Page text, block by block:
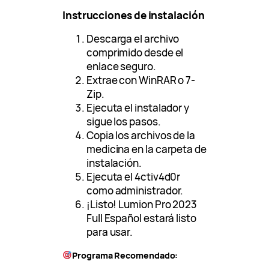
Instrucciones de instalación
Descarga el archivo
comprimido desde el
enlace seguro.
Extrae con WinRAR o 7-
Zip.
Ejecuta el instalador y
sigue los pasos.
Copia los archivos de la
medicina en la carpeta de
instalación.
Ejecuta el 4ctiv4d0r
como administrador.
¡Listo! Lumion Pro 2023
Full Español estará listo
para usar.
Programa Recomendado: